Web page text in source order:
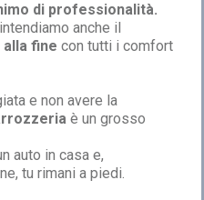
di professionalità.
anche il
alla fine con tutti i comfort
e non avere la
è un grosso
auto in casa e,
tu rimani a piedi.